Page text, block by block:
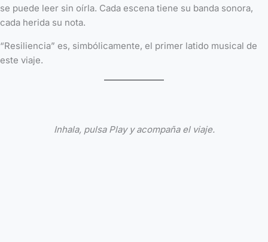
se puede leer sin oírla. Cada escena tiene su banda sonora,
cada herida su nota.
“Resiliencia” es, simbólicamente, el primer latido musical de
este viaje.
Inhala, pulsa Play y acompaña el viaje.